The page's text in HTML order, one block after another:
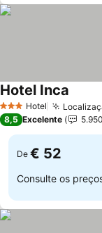
3 EstrelasHotel
Hotel Inca
8,5 Excelente 5.950
De € 52
Consulte os